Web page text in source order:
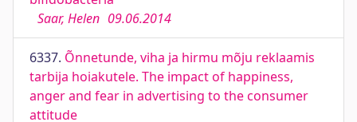
Saar, Helen 09.06.2014
6337. Õnnetunde, viha ja hirmu mõju reklaamis
tarbija hoiakutele. The impact of happiness,
anger and fear in advertising to the consumer
attitude